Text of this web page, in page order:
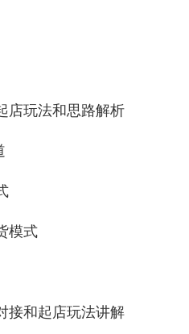
店玩法和思路解析
模式
接和起店玩法讲解